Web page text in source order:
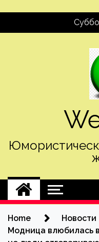
Home
Новости
Модница влюбилась